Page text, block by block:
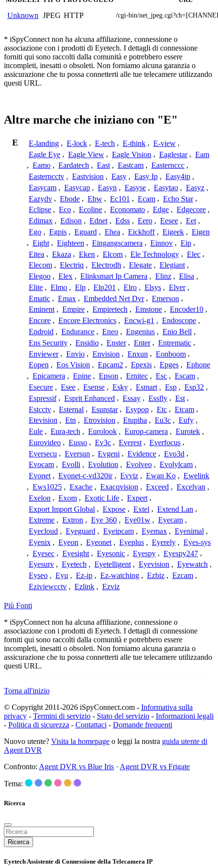
Unknown JPEG HTTP /cgi-bin/
* iSpyConnect non ha alcuna affiliazione, connessione o
associazione con i prodotti di Eyetech. I dettagli di connessione
forniti qui sono raccolti dalla comunità e potrebbero essere
incompleti, inesatti o obsoleti. Non forniamo alcuna garanzia o
assicurazione che tu possa connetterti alle tue telecamere utilizzando
questi URL.
Altre marche che iniziano con "E"
E E-landing , E-lock , E-tech , E-think , E-view ,
Eagle Eye , Eagle View , Eagle Vision , Eaglestar , Eam
, Eamo , Eardatech , East , Eastcam , Easternccc ,
Easterncctv , Eastvision , Easy , Easy Ip , Easy4ip ,
Easycam , Easycap , Easyn , Easyse , Easytao , Easyz ,
Eazydv , Ebode , Ebw , Ec101 , Ecam , Echo Star ,
Eclipse , Eco , Ecoline , Economato , Edge , Edgecore ,
Edimax , Edison , Ednet , Edss , Eero , Eesee , Eet ,
Ego , Egpis , Eguard , Ehea , Eickhoff , Eigeek , Eigen
, Eight , Eighteen , Eingangscamera , Einnov , Eip ,
Eitea , Ekaza , Eken , Elcom , Ele Technology , Elec ,
Elecom , Electriq , Electrodh , Elegate , Elegiant ,
Elegoo , Elex , Elinksmart Ip Camera , Elinz , Elisa ,
Elite , Elmo , Elp , Elp201 , Elro , Elsys , Elver ,
Ematic , Emax , Embedded Net Dvr , Emerson ,
Eminent , Empire , Empiretech , Emstone , Encoder10 ,
Encore , Encore Electronics , Encwi-g1 , Endoscope ,
Endroid , Endurance , Eneo , Engenius , Enio Bell ,
Ens Security , Ensidio , Enster , Enter , Entrematic ,
Enviewer , Envio , Envision , Enxun , Eonboom ,
Eopen , Eos Vision , Epcam2 , Epexis , Epges , Ephone
, Epicamera , Epine , Epson , Ernitec , Esc , Escam ,
Esecure , Esee , Esense , Esky , Esmart , Esp , Esp32 ,
Espressif , Esprit Enhanced , Essay , Essfly , Est ,
Estcctv , Esternal , Esunstar , Esypop , Etc , Etcam ,
Etevision , Etn , Etrovision , Etupiha , Eu3c , Eufy ,
Eule , Eura-tech , Eurolook , Europ-camera , Eurotek ,
Eurovideo , Eusso , Ev3c , Everest , Everfocus ,
Eversecu , Eversun , Evgeni , Evidence , Evo3d ,
Evocam , Evolli , Evolution , Evolveo , Evolylcam ,
Evonet , Evonet-c-vd320ir , Evviz , Ewan Ko , Ewelink
, Ews1025 , Exache , Exacqvision , Exceed , Excelvan ,
Exelon , Exom , Exotic Life , Expert ,
Export Import Global , Expose , Extel , Extend Lan ,
Extreme , Extron , Eye 360 , Eye01w , Eyecam ,
Eyecloud , Eyeguard , Eyeipcam , Eyemax , Eyenimal ,
Eyenix , Eyeon , Eyeonet , Eyeplus , Eyerely , Eyes-sys
, Eyesec , Eyesight , Eyesonic , Eyespy , Eyespy247 ,
Eyesurv , Eyetech , Eyetelligent , Eyevision , Eyewatch ,
Eyseo , Eyu , Ez-ip , Ez-watching , Ezbiz , Ezcam ,
Eziviewcctv , Ezlink , Ezviz
Più Fonti
* iSpyConnect non ha alcuna affiliazione, connessione o
associazione con i prodotti di Eyetech. I dettagli di connessione
forniti qui sono raccolti dalla comunità e potrebbero essere
incompleti, inesatti o obsoleti. Non forniamo alcuna garanzia o
assicurazione che tu possa connetterti alle tue telecamere utilizzando
questi URL.
Torna all'inizio
© Copyright 2011-2026 iSpyConnect.com - Informativa sulla
privacy - Termini di servizio - Stato del servizio - Informazioni legali
- Politica di sicurezza - Contattaci - Domande frequenti
Nuovo utente? Visita la homepage o leggi la nostra guida utente di
Agent DVR
Confronto: Agent DVR vs Blue Iris · Agent DVR vs Frigate
Tema:
Ricerca
Ricerca
Eyetech Assistente di Connessione della Telecamera IP